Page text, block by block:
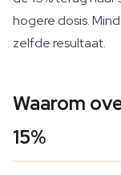
hogere dosis.
zelfde resultaat.
Waarom
15%